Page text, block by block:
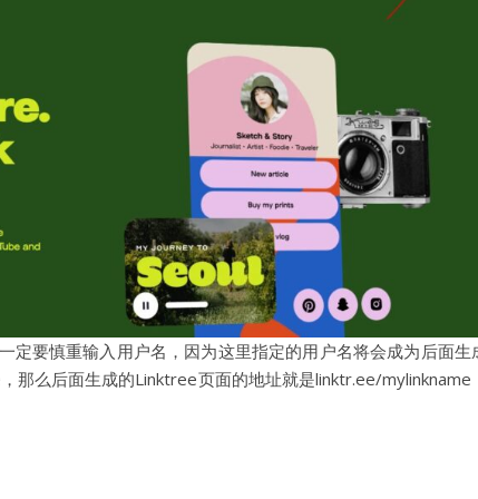
定要慎重输入用户名，因为这里指定的用户名将会成为后面生
那么后面生成的Linktree页面的地址就是linktr.ee/mylinkname